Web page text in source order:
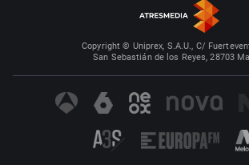
Copyright © Uniprex, S.A.U., C/
San Sebastián de los Reyes, 28703